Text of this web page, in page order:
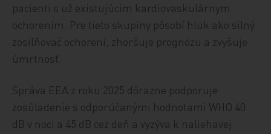
pacienti s už existujúcim kardiovaskulárnym
ochorením. Pre tieto skupiny pôsobí hluk ako silný
zosilňovač ochorení, zhoršuje prognózu a zvyšuje
úmrtnosť.
Správa EEA z roku 2025 dôrazne podporuje
zosúladenie s odporúčanými hodnotami WHO 40
dB v noci a 45 dB cez deň a vyzýva k naliehavej